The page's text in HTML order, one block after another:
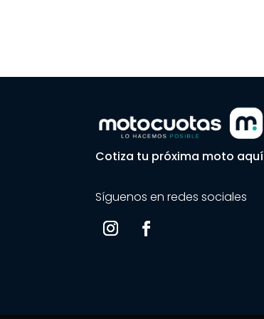
Cotiza tu próxima moto aquí
Síguenos en redes sociales